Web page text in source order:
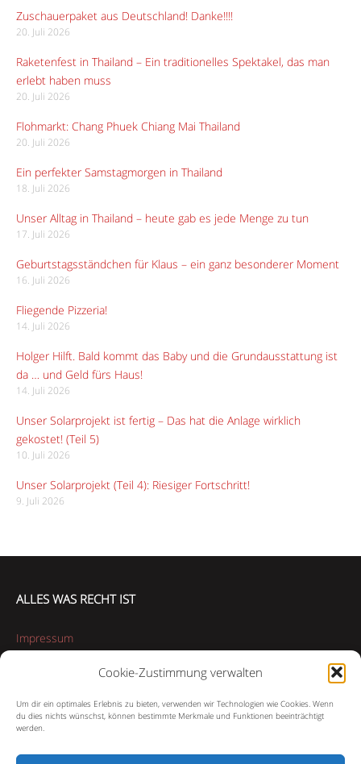
Cookie-Zustimmung verwalten
Um dir ein optimales Erlebnis zu bieten, verwenden wir Technologien wie Cookies. Wenn
du dies nichts wünschst, können bestimmte Merkmale und Funktionen beeinträchtigt
werden.
Zuschauerpaket aus Deutschland! Danke!!!!
20. Juli 2026
Raketenfest in Thailand – Ein traditionelles Spektakel, das man
erlebt haben muss
20. Juli 2026
Flohmarkt: Chang Phuek Chiang Mai Thailand
20. Juli 2026
Ein perfekter Samstagmorgen in Thailand
18. Juli 2026
Unser Alltag in Thailand – heute gab es jede Menge zu tun
17. Juli 2026
Geburtstagsständchen für Klaus – ein ganz besonderer Moment
16. Juli 2026
Fliegende Pizzeria!
14. Juli 2026
Holger Hilft. Bald kommt das Baby und die Grundausstattung ist
da … und Geld fürs Haus!
14. Juli 2026
Unser Solarprojekt ist fertig – Das hat die Anlage wirklich
gekostet! (Teil 5)
10. Juli 2026
Unser Solarprojekt (Teil 4): Riesiger Fortschritt!
9. Juli 2026
ALLES WAS RECHT IST
Impressum
Datenschutzerklärung
Cookie-Richtlinie (EU)